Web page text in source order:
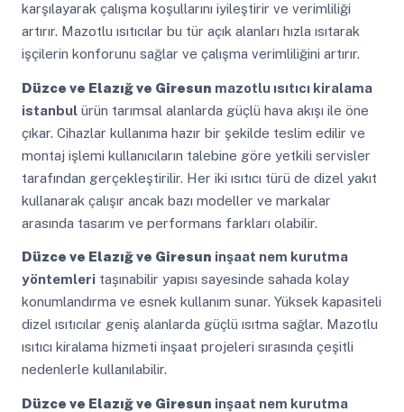
karşılayarak çalışma koşullarını iyileştirir ve verimliliği
artırır. Mazotlu ısıtıcılar bu tür açık alanları hızla ısıtarak
işçilerin konforunu sağlar ve çalışma verimliliğini artırır.
Düzce ve Elazığ ve Giresun mazotlu ısıtıcı kiralama
istanbulürün tarımsal alanlarda güçlü hava akışı ile öne
çıkar. Cihazlar kullanıma hazır bir şekilde teslim edilir ve
montaj işlemi kullanıcıların talebine göre yetkili servisler
tarafından gerçekleştirilir. Her iki ısıtıcı türü de dizel yakıt
kullanarak çalışır ancak bazı modeller ve markalar
arasında tasarım ve performans farkları olabilir.
Düzce ve Elazığ ve Giresun inşaat nem kurutma
yöntemleritaşınabilir yapısı sayesinde sahada kolay
konumlandırma ve esnek kullanım sunar. Yüksek kapasiteli
dizel ısıtıcılar geniş alanlarda güçlü ısıtma sağlar. Mazotlu
ısıtıcı kiralama hizmeti inşaat projeleri sırasında çeşitli
nedenlerle kullanılabilir.
Düzce ve Elazığ ve Giresun inşaat nem kurutma